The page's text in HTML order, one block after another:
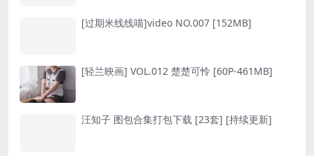
[过期米线线喵]video NO.007 [152MB]
[轻兰映画] VOL.012 楚楚可怜 [60P-461MB]
汪知子 图包合集打包下载 [23套] [持续更新]